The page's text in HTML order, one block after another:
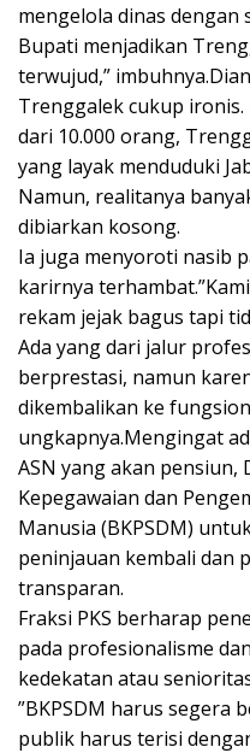
mengelola dinas
Bupati menjadikan
terwujud,”
Trenggalek cukup
dari 10.000 orang,
yang layak menduduki
Namun, realitanya
dibiarkan kosong.
​Ia juga menyoroti nasib
karirnya
rekam jejak bagus tapi
Ada yang dari jalur
berprestasi, namun
dikembalikan ke
ungkapnya.​​Mengingat
ASN yang akan pensiun,
Kepegawaian dan
Manusia (BKPSDM)
peninjauan kembali dan
transparan.
​Fraksi PKS berharap
pada profesionalisme
kedekatan atau
​”BKPSDM harus segera
publik harus terisi